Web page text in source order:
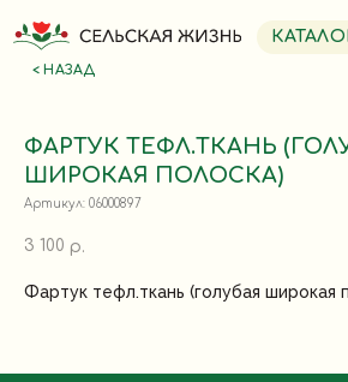
КАТАЛОГ
< НАЗАД
ФАРТУК ТЕФЛ.ТКАНЬ
ШИРОКАЯ ПОЛОСКА)
Артикул: 06000897
3 100 р.
Фартук тефл.ткань (голубая широкая